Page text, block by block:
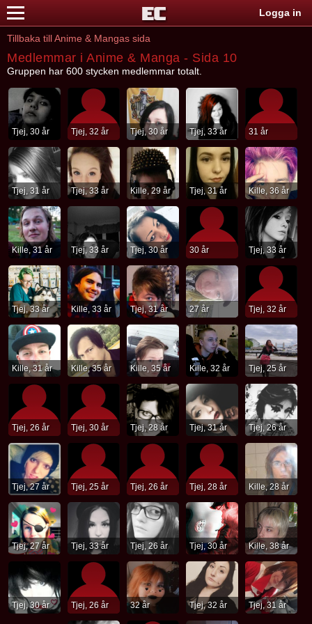
Logga in
Tillbaka till Anime & Mangas sida
Medlemmar i Anime & Manga - Sida 10
Gruppen har 600 stycken medlemmar totalt.
Tjej, 30 år Tjej, 32 år Tjej, 30 år Tjej, 33 år 31 år
Tjej, 31 år Tjej, 33 år Kille, 29 år Tjej, 31 år Kille, 36 år
Kille, 31 år Tjej, 33 år Tjej, 30 år 30 år Tjej, 33 år
Tjej, 33 år Kille, 33 år Tjej, 31 år 27 år Tjej, 32 år
Kille, 31 år Kille, 35 år Kille, 35 år Kille, 32 år Tjej, 25 år
Tjej, 26 år Tjej, 30 år Tjej, 28 år Tjej, 31 år Tjej, 26 år
Tjej, 27 år Tjej, 25 år Tjej, 26 år Tjej, 28 år Kille, 28 år
Tjej, 27 år Tjej, 33 år Tjej, 26 år Tjej, 30 år Kille, 38 år
Tjej, 30 år Tjej, 26 år 32 år Tjej, 32 år Tjej, 31 år